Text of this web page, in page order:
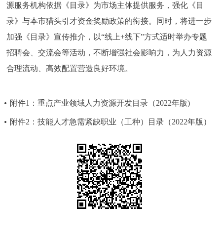
源服务机构依据《目录》为市场主体提供服务，强化《目
录》与本市猎头引才资金奖励政策的衔接。同时，将进一步
加强《目录》宣传推介，以“线上+线下”方式适时举办专题
招聘会、交流会等活动，不断增强社会影响力，为人力资源
合理流动、高效配置营造良好环境。
附件1：重点产业领域人力资源开发目录（2022年版)
附件2：技能人才急需紧缺职业（工种）目录（2022年版）